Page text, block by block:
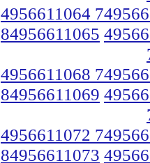
4956611064
84956611065
4956611068
84956611069
4956611072
84956611073